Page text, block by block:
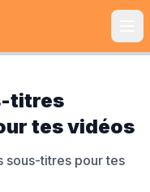
titres
tes vidéos
sous-titres pour tes